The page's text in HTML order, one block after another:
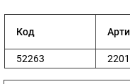
Код
52263 2201